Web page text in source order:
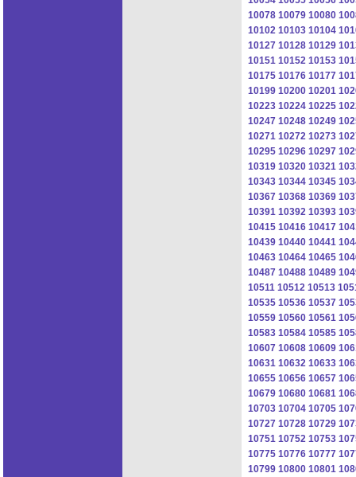
10078 10079 10080
10102 10103 10104
10127 10128 10129
10151 10152 10153
10175 10176 10177
10199 10200 10201
10223 10224 10225
10247 10248 10249
10271 10272 10273
10295 10296 10297
10319 10320 10321
10343 10344 10345
10367 10368 10369
10391 10392 10393
10415 10416 10417
10439 10440 10441
10463 10464 10465
10487 10488 10489
10511 10512 10513
10535 10536 10537
10559 10560 10561
10583 10584 10585
10607 10608 10609
10631 10632 10633
10655 10656 10657
10679 10680 10681
10703 10704 10705
10727 10728 10729
10751 10752 10753
10775 10776 10777
10799 10800 10801